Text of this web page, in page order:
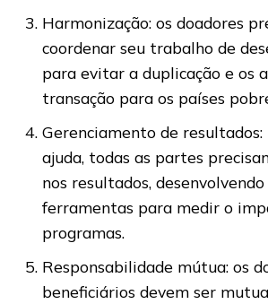
Harmonização: os doadores
coordenar seu trabalho de
para evitar a duplicação e os
transação para os países
Gerenciamento de resultados:
ajuda, todas as partes
nos resultados,
ferramentas para medir o
programas.
Responsabilidade mútua: os
beneficiários devem ser